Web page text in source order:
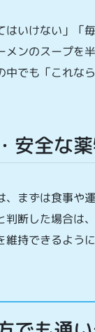
はいけない」「
ンのスープを
中でも「これな
安全な
まずは食事や
判断した場合は
持できるように